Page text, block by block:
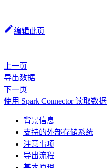
编辑此页
上一页
导出数据
下一页
使用 Spark Connector 读取数据
背景信息
支持的外部存储系统
注意事项
导出流程